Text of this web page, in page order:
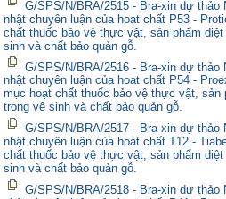
G/SPS/N/BRA/2515 - Bra-xin dự thảo
nhật chuyên luận của hoạt chất P53 -
chất thuốc bảo vệ thực vật, sản phẩm
sinh và chất bảo quản gỗ.
G/SPS/N/BRA/2516 - Bra-xin dự thảo
nhật chuyên luận của hoạt chất P54 -
mục hoạt chất thuốc bảo vệ thực vật, sản
trong vệ sinh và chất bảo quản gỗ.
G/SPS/N/BRA/2517 - Bra-xin dự thảo
nhật chuyên luận của hoạt chất T12 -
chất thuốc bảo vệ thực vật, sản phẩm
sinh và chất bảo quản gỗ.
G/SPS/N/BRA/2518 - Bra-xin dự thảo